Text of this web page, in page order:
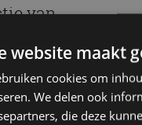
van
website maakt
cookies om
We delen ook
die deze